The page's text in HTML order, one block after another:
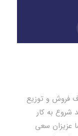
در سال ۱۳۹۹ و با هدف فروش و توزیع
به کار
عزیزان سعی